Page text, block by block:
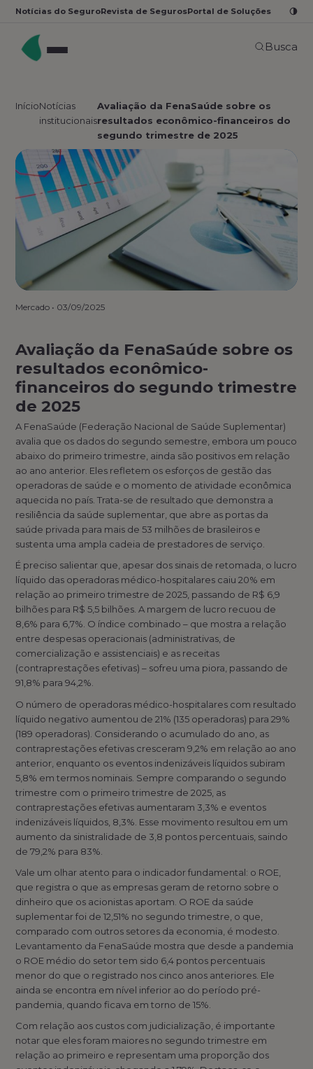
Notícias do SeguroRevista de SegurosPortal de Soluções
Busca
InícioNotícias
institucionais
Avaliação da FenaSaúde sobre os
resultados econômico-financeiros do
segundo trimestre de 2025
Mercado • 03/09/2025
Avaliação da FenaSaúde sobre os
resultados econômico-
financeiros do segundo trimestre
de 2025
A FenaSaúde (Federação Nacional de Saúde Suplementar)
avalia que os dados do segundo semestre, embora um pouco
abaixo do primeiro trimestre, ainda são positivos em relação
ao ano anterior. Eles refletem os esforços de gestão das
operadoras de saúde e o momento de atividade econômica
aquecida no país. Trata-se de resultado que demonstra a
resiliência da saúde suplementar, que abre as portas da
saúde privada para mais de 53 milhões de brasileiros e
sustenta uma ampla cadeia de prestadores de serviço.
É preciso salientar que, apesar dos sinais de retomada, o lucro
líquido das operadoras médico-hospitalares caiu 20% em
relação ao primeiro trimestre de 2025, passando de R$ 6,9
bilhões para R$ 5,5 bilhões. A margem de lucro recuou de
8,6% para 6,7%. O índice combinado – que mostra a relação
entre despesas operacionais (administrativas, de
comercialização e assistenciais) e as receitas
(contraprestações efetivas) – sofreu uma piora, passando de
91,8% para 94,2%.
O número de operadoras médico-hospitalares com resultado
líquido negativo aumentou de 21% (135 operadoras) para 29%
(189 operadoras). Considerando o acumulado do ano, as
contraprestações efetivas cresceram 9,2% em relação ao ano
anterior, enquanto os eventos indenizáveis líquidos subiram
5,8% em termos nominais. Sempre comparando o segundo
trimestre com o primeiro trimestre de 2025, as
contraprestações efetivas aumentaram 3,3% e eventos
indenizáveis líquidos, 8,3%. Esse movimento resultou em um
aumento da sinistralidade de 3,8 pontos percentuais, saindo
de 79,2% para 83%.
Vale um olhar atento para o indicador fundamental: o ROE,
que registra o que as empresas geram de retorno sobre o
dinheiro que os acionistas aportam. O ROE da saúde
suplementar foi de 12,51% no segundo trimestre, o que,
comparado com outros setores da economia, é modesto.
Levantamento da FenaSaúde mostra que desde a pandemia
o ROE médio do setor tem sido 6,4 pontos percentuais
menor do que o registrado nos cinco anos anteriores. Ele
ainda se encontra em nível inferior ao do período pré-
pandemia, quando ficava em torno de 15%.
Com relação aos custos com judicialização, é importante
notar que eles foram maiores no segundo trimestre em
relação ao primeiro e representam uma proporção dos